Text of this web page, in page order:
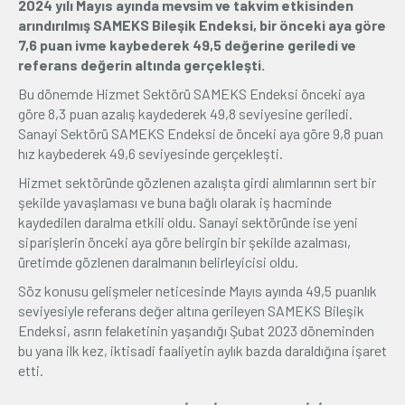
Üyelik
İletişim Hakkımızda Galeri
2024 yılı Mayıs ayında mevsim ve takvim etkisinden
arındırılmış SAMEKS Bileşik Endeksi, bir önceki aya göre
7,6 puan ivme kaybederek 49,5 değerine geriledi ve
referans değerin altında gerçekleşti.
Bu dönemde Hizmet Sektörü SAMEKS Endeksi önceki aya
göre 8,3 puan azalış kaydederek 49,8 seviyesine geriledi.
Sanayi Sektörü SAMEKS Endeksi de önceki aya göre 9,8 puan
hız kaybederek 49,6 seviyesinde gerçekleşti.
Hizmet sektöründe gözlenen azalışta girdi alımlarının sert bir
şekilde yavaşlaması ve buna bağlı olarak iş hacminde
kaydedilen daralma etkili oldu. Sanayi sektöründe ise yeni
siparişlerin önceki aya göre belirgin bir şekilde azalması,
üretimde gözlenen daralmanın belirleyicisi oldu.
Söz konusu gelişmeler neticesinde Mayıs ayında 49,5 puanlık
seviyesiyle referans değer altına gerileyen SAMEKS Bileşik
Endeksi, asrın felaketinin yaşandığı Şubat 2023 döneminden
bu yana ilk kez, iktisadi faaliyetin aylık bazda daraldığına işaret
etti.